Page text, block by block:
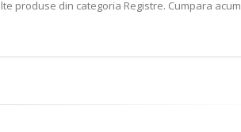
produse din categoria Registre. Cumpara acum